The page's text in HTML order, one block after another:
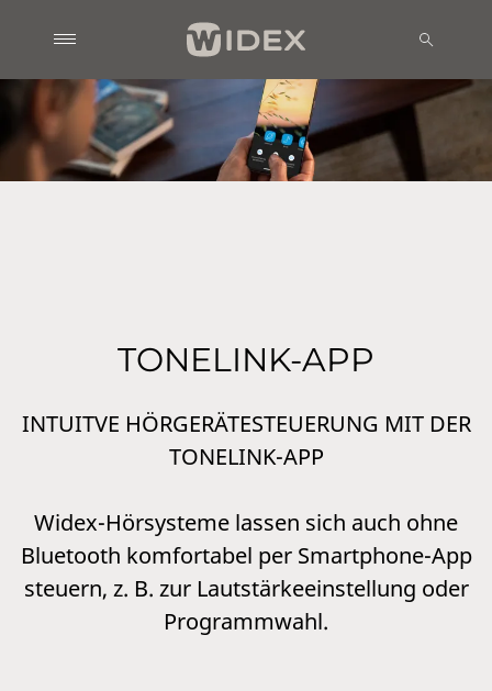
TONELINK-APP
INTUITVE HÖRGERÄTESTEUERUNG MIT DER
TONELINK-APP
Widex-Hörsysteme lassen sich auch ohne
Bluetooth komfortabel per Smartphone-App
steuern, z. B. zur Lautstärkeeinstellung oder
Programmwahl.